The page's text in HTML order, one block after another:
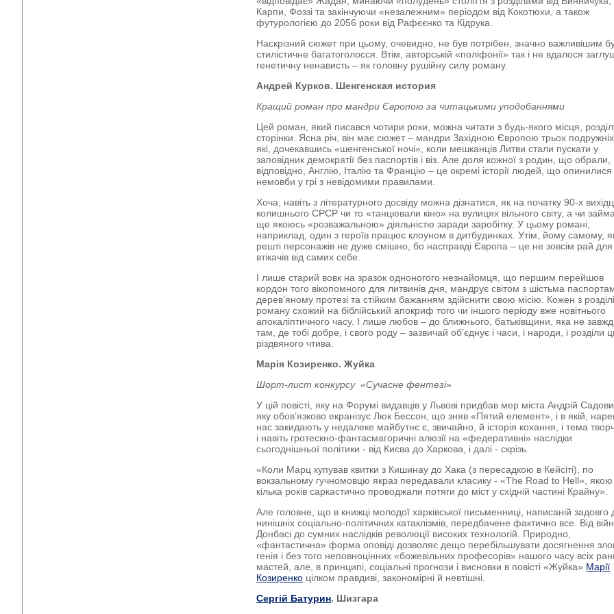
Карпи, Фоззі та закінчуючи «незалежним» періодом від Кокотюхи, а також
футурологією до 2056 роки від Рафєєнко та Кідрука.
Наскрізний сюжет при цьому, очевидно, не був потрібен, значно важливішим
стилістичне багатоголосся. Втім, авторській «поліфонії» так і не вдалося
генетичну ненависть – як головну рушійну силу роману.
Андрей Курков. Шенгенская история
Кращий роман про мандри Європою за читацькими уподобаннями
Цей роман, який писався чотири роки, можна читати з будь-якого місця,
сторінки. Ясна річ, він має сюжет – мандри Західною Європою трьох
які, дочекавшись «шенгенської ночі», коли мешканців Литви стали пускати у
заповідник демократії без паспортів і віз. Але доля кожної з родин, що обрали,
відповідно, Англію, Італію та Францію – це окремі історії людей, що опинилися
немовби у грі з невідомими правилами.
Хоча, навіть з літературного досвіду можна дізнатися, як на початку 90-х
колишнього СРСР чи то «танцювали кіно» на вулицях вільного світу, а чи
ще якоюсь «розважальною» діяльністю заради заробітку. У цьому романі,
наприклад, один з героїв працює клоуном в дитбудинках. Утім, йому самому,
решті персонажів не дуже смішно, бо насправді Європа – це не зовсім рай для
втікачів від самих себе.
І лише старий вовк на зразок одноногого незнайомця, що першим перейшов
кордон того вікопомного для литвинів дня, мандрує світом з шістьма
дерев’яному протезі та стійким бажанням здійснити свою місію. Кожен з
роману схожий на біблійський апокриф того чи іншого періоду вже новітнього
апокаліптичного часу. І лише любов – до ближнього, батьківщини, яка не
там, де тобі добре, і свого роду – зазвичай об’єднує і часи, і народи, і розділи
різдвяного чтива.
Марія Козиренко. Жуйка
Шорт-лист конкурсу «Сучасне фентезі»
У цій повісті, яку на Форумі видавців у Львові придбав мер міста Андрій
яку обов’язково екранізує Люк Бессон, що зняв «Пятий елемент», і в якій,
нас закидають у недалеке майбутнє є, звичайно, й історія кохання, і тема
і навіть гротескно-фантасмагоричні алюзії на «федеративні» наслідки
сьогоднішньої політики - від Києва до Харкова, і далі - скрізь.
«Коли Марц купував квитки з Кишинау до Хака (з пересадкою в Кейсіті), по
вокзальному гучномовцю якраз передавали класику - «The Road to Hell»,
кілька років саркастично проводжали потяги до міст у східній частині Крайну».
Але головне, що в книжці молодої харківської письменниці, написаній задовго
нинішніх соціально-політичних катаклізмів, передбачене фактично все. Від
Донбасі до сумних наслідків революції високих технологій. Природно,
«фантастична» форма оповіді дозволяє дещо перебільшувати досягнення
генія і без того неповноцінних «божевільних професорів» нашого часу всіх
мастей, але, в принципі, соціальні прогнози і висновки в повісті «Жуйка» Марії
Козиренко цілком правдиві, закономірні й невтішні.
Сергій Батурин. Шизгара